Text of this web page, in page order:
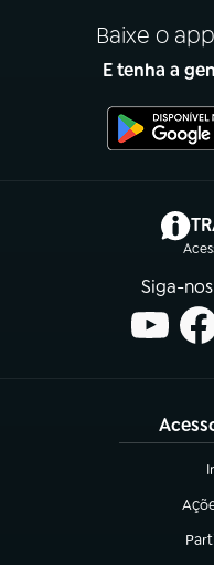
Baixe o
E tenha a
Siga-